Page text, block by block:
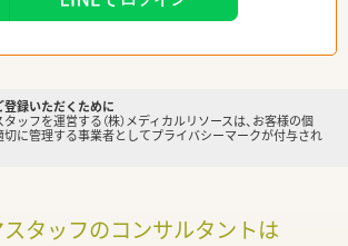
録いただくために
ッフを運営する（株）メディカルリソースは、お客様の個
切に管理する事業者としてプライバシーマークが付与され
タッフのコンサルタントは